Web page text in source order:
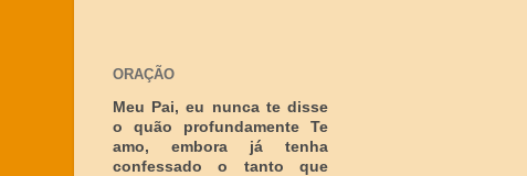
ORAÇÃO
Meu Pai, eu nunca te disse
o quão profundamente Te
amo, embora já tenha
confessado o tanto que